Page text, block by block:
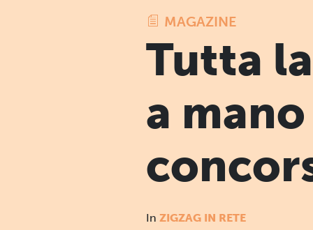
MAGAZINE
Tutta
a
In ZIGZAG IN RETE